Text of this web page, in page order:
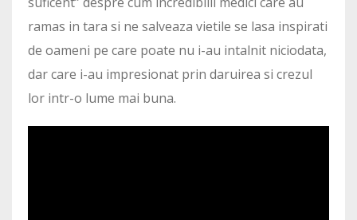
ramas in tara si ne salveaza vietile se lasa inspirati
de oameni pe care poate nu i-au intalnit niciodata,
dar care i-au impresionat prin daruirea si crezul
lor intr-o lume mai buna.